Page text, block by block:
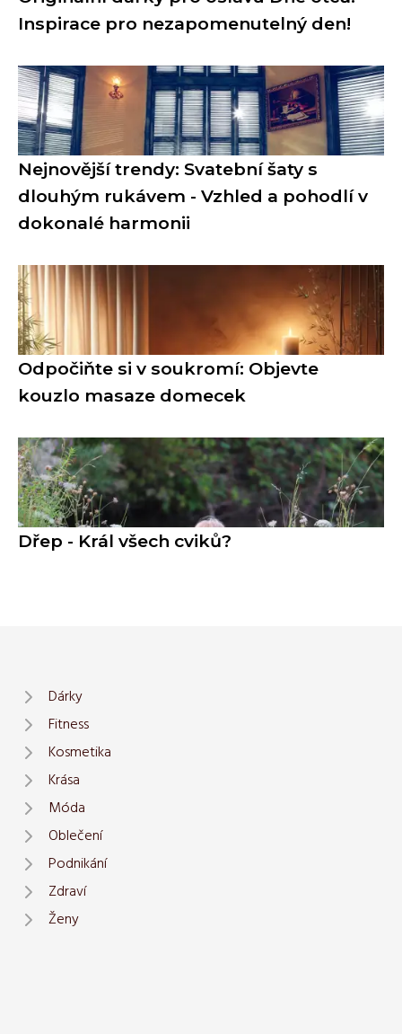
Inspirace pro nezapomenutelný den!
Nejnovější trendy: Svatební šaty s
dlouhým rukávem - Vzhled a pohodlí v
dokonalé harmonii
Odpočiňte si v soukromí: Objevte
kouzlo masaze domecek
Dřep - Král všech cviků?
Dárky
Fitness
Kosmetika
Krása
Móda
Oblečení
Podnikání
Zdraví
Ženy